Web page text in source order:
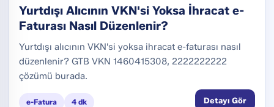
Yurtdışı Alıcının VKN'si Yoksa İhracat e-
Faturası Nasıl Düzenlenir?
Yurtdışı alıcının VKN'si yoksa ihracat e-faturası nasıl
düzenlenir? GTB VKN 1460415308, 2222222222
çözümü burada.
e-Fatura 4 dk Detayı Gör